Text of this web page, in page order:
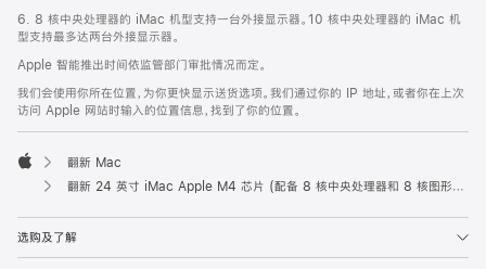
6. 8 核中央处理器的 iMac 机型支持一台外接显示器。10 核中央处理器的 iMac 机
型支持最多达两台外接显示器。
Apple 智能推出时间依监管部门审批情况而定。
我们会使用你所在位置，为你更快显示送货选项。我们通过你的 IP 地址，或者你在上次
访问 Apple 网站时输入的位置信息，找到了你的位置。
Apple
翻新 Mac
翻新 24 英寸 iMac Apple M4 芯片 (配备 8 核中央处理器和 8 核图形处理器) - 绿色
选购及了解